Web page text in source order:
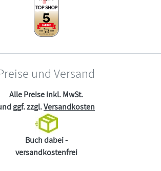
und Versand
Alle Preise inkl. MwSt.
ggf. zzgl.Versandkosten
Buch dabei -
versandkostenfrei